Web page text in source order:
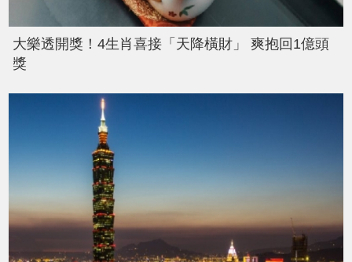
大樂透開獎！4生肖喜接「天降橫財」 爽抱回1億頭
獎